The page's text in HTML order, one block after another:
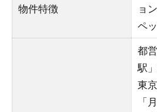
物件特徴
ョ
ペ
都
駅
東
「